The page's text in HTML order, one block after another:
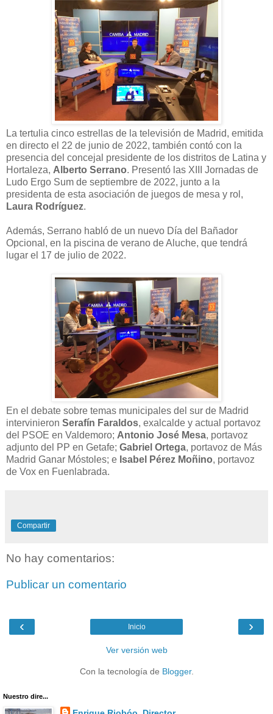
La tertulia cinco estrellas de la televisión de Madrid, emitida
en directo el 22 de junio de 2022, también contó con la
presencia del concejal presidente de los distritos de Latina y
Hortaleza, Alberto Serrano. Presentó las XIII Jornadas de
Ludo Ergo Sum de septiembre de 2022, junto a la
presidenta de esta asociación de juegos de mesa y rol,
Laura Rodríguez.
Además, Serrano habló de un nuevo Día del Bañador
Opcional, en la piscina de verano de Aluche, que tendrá
lugar el 17 de julio de 2022.
En el debate sobre temas municipales del sur de Madrid
intervinieron Serafín Faraldos, exalcalde y actual portavoz
del PSOE en Valdemoro; Antonio José Mesa, portavoz
adjunto del PP en Getafe; Gabriel Ortega, portavoz de Más
Madrid Ganar Móstoles; e Isabel Pérez Moñino, portavoz
de Vox en Fuenlabrada.
Compartir
No hay comentarios:
Publicar un comentario
‹ ›
Inicio
Ver versión web
Con la tecnología de Blogger.
Nuestro dire...